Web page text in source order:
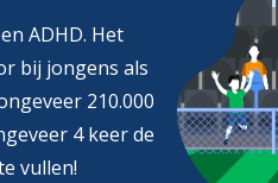
ADHD. Het
bij jongens als
210.000
4 keer de
vullen!